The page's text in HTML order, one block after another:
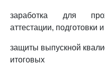
заработка для
аттестации, подготовки и
защиты выпускной
итоговых